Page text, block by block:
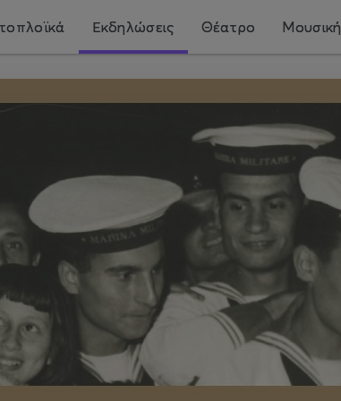
Εκδηλώσεις Θέατρο Μουσική